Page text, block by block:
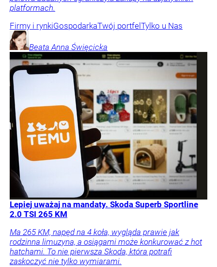
platformach.
Firmy i rynkiGospodarkaTwój portfel Tylko u Nas
Beata Anna Święcicka
Lepiej uważaj na mandaty. Skoda Superb Sportline
2.0 TSI 265 KM
Ma 265 KM, napęd na 4 koła, wygląda prawie jak
rodzinna limuzyna, a osiągami może konkurować z hot
hatchami. To nie pierwsza Skoda, która potrafi
zaskoczyć nie tylko wymiarami.